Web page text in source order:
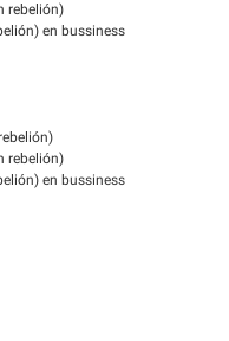
rebelión)
en bussiness
rebelión)
en bussiness